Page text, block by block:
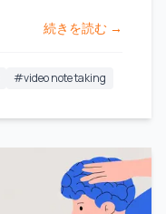
続きを読む →
#video note taking